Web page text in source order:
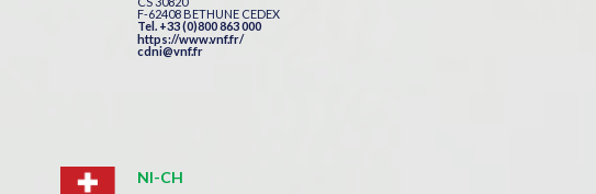
F-62408 BETHUNE CEDEX
Tel. +33 (0)800 863 000
https://www.vnf.fr/
cdni@vnf.fr
NI-CH